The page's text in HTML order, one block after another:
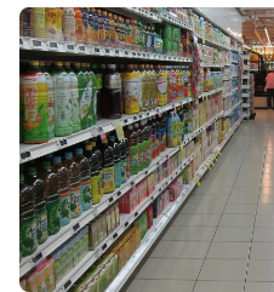
Pod żadnym
sobota, 17 lutego 2024, 13:00